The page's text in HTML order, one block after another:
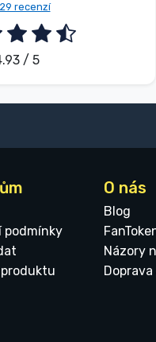
recenzí
/ 5
podmínky
O nás
Blog
Názory